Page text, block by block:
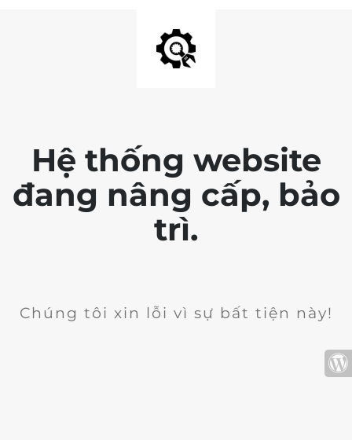
Hệ thống website
đang nâng cấp, bảo
trì.
Chúng tôi xin lỗi vì sự bất tiện này!